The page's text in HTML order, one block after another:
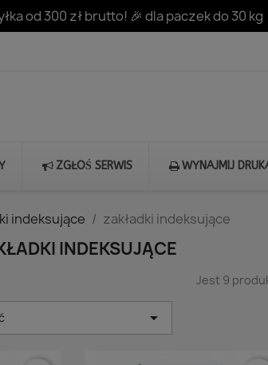
od 300 zł brutto! 🎉 dla paczek do 30 kg
ZGŁOŚ SERWIS WYNAJMIJ
indeksujące zakładki indeksujące
INDEKSUJĄCE
Jest 9
